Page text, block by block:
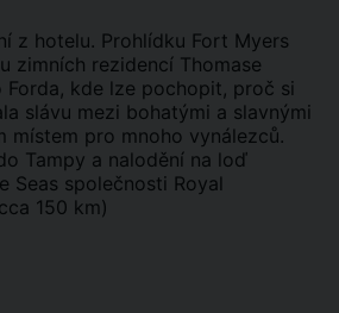
z hotelu. Prohlídku Fort Myers
zimních rezidencí Thomase
Forda, kde lze pochopit, proč si
slávu mezi bohatými a slavnými
místem pro mnoho vynálezců.
Tampy a nalodění na loď
Seas společnosti Royal
150 km)